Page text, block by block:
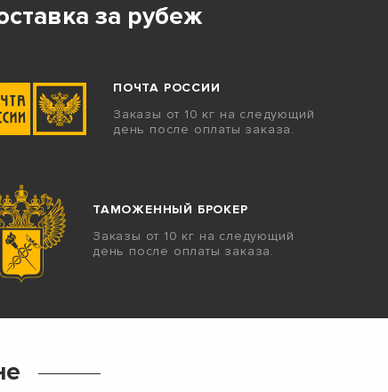
за рубеж
ПОЧТА РОССИИ
Заказы от 10 кг на следующий
день после оплаты заказа.
ТАМОЖЕННЫЙ БРОКЕР
Заказы от 10 кг на следующий
день после оплаты заказа.